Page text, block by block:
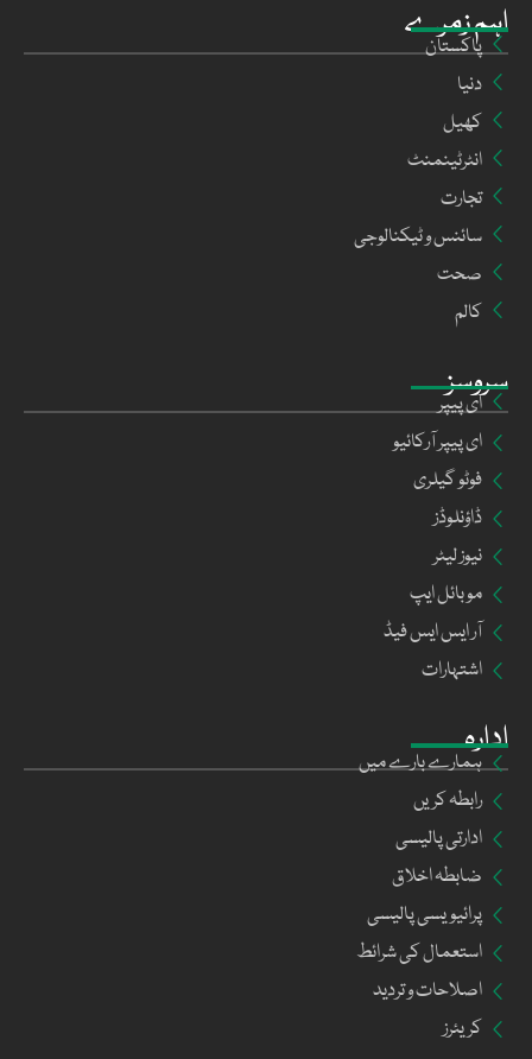
ادارہ
ہمارے بارے میں
رابطہ کریں
ادارتی پالیسی
ضابطہ اخلاق
پرائیویسی پالیسی
استعمال کی شرائط
اصلاحات و تردید
کریئرز
سروسز
ای پیپر
ای پیپر آرکائیو
فوٹو گیلری
ڈاؤنلوڈز
نیوز لیٹر
موبائل ایپ
آر ایس ایس فیڈ
اشتہارات
اہم زمرے
پاکستان
دنیا
کھیل
انٹرٹینمنٹ
تجارت
سائنس و ٹیکنالوجی
صحت
کالم